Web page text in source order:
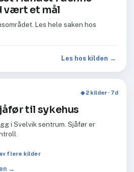
vært et mål
Les hele saken hos
Les hos kilden →
◆ 2 kilder · 7d
til sykehus
i Svelvik sentrum. Sjåfør er
flere kilder
→